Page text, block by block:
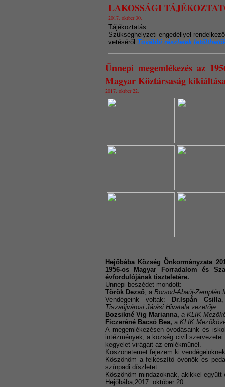
LAKOSSÁGI
2017. oktber 30.
Tájékoztatás
Szükséghelyzeti engedéllyel
vetéséről.További részletek
Ünnepi megemlékezés az
Magyar Köztársaság
2017. oktber 22.
Hejőbába Község Önkormányzata
1956-os Magyar Forradalom és
évfordulójának tiszteletére.
Ünnepi beszédet mondott:
Török Dezső, a Borsod-Abaúj-Zemplén
Vendégeink voltak:
Dr.Ispán Csilla
Tiszaújvárosi Járási Hivatala vezetője
Bozsikné Vig Marianna, a KLIK
Ficzeréné Bacsó Bea, a KLIK
A megemlékezésen óvodásaink és
intézmények, a község civil
kegyelet virágait az emlékműnél.
Köszönetemet fejezem ki
Köszönöm a felkészítő óvónők és
színpadi díszletet.
Köszönöm mindazoknak, akikkel
Hejőbába,2017. október 20.